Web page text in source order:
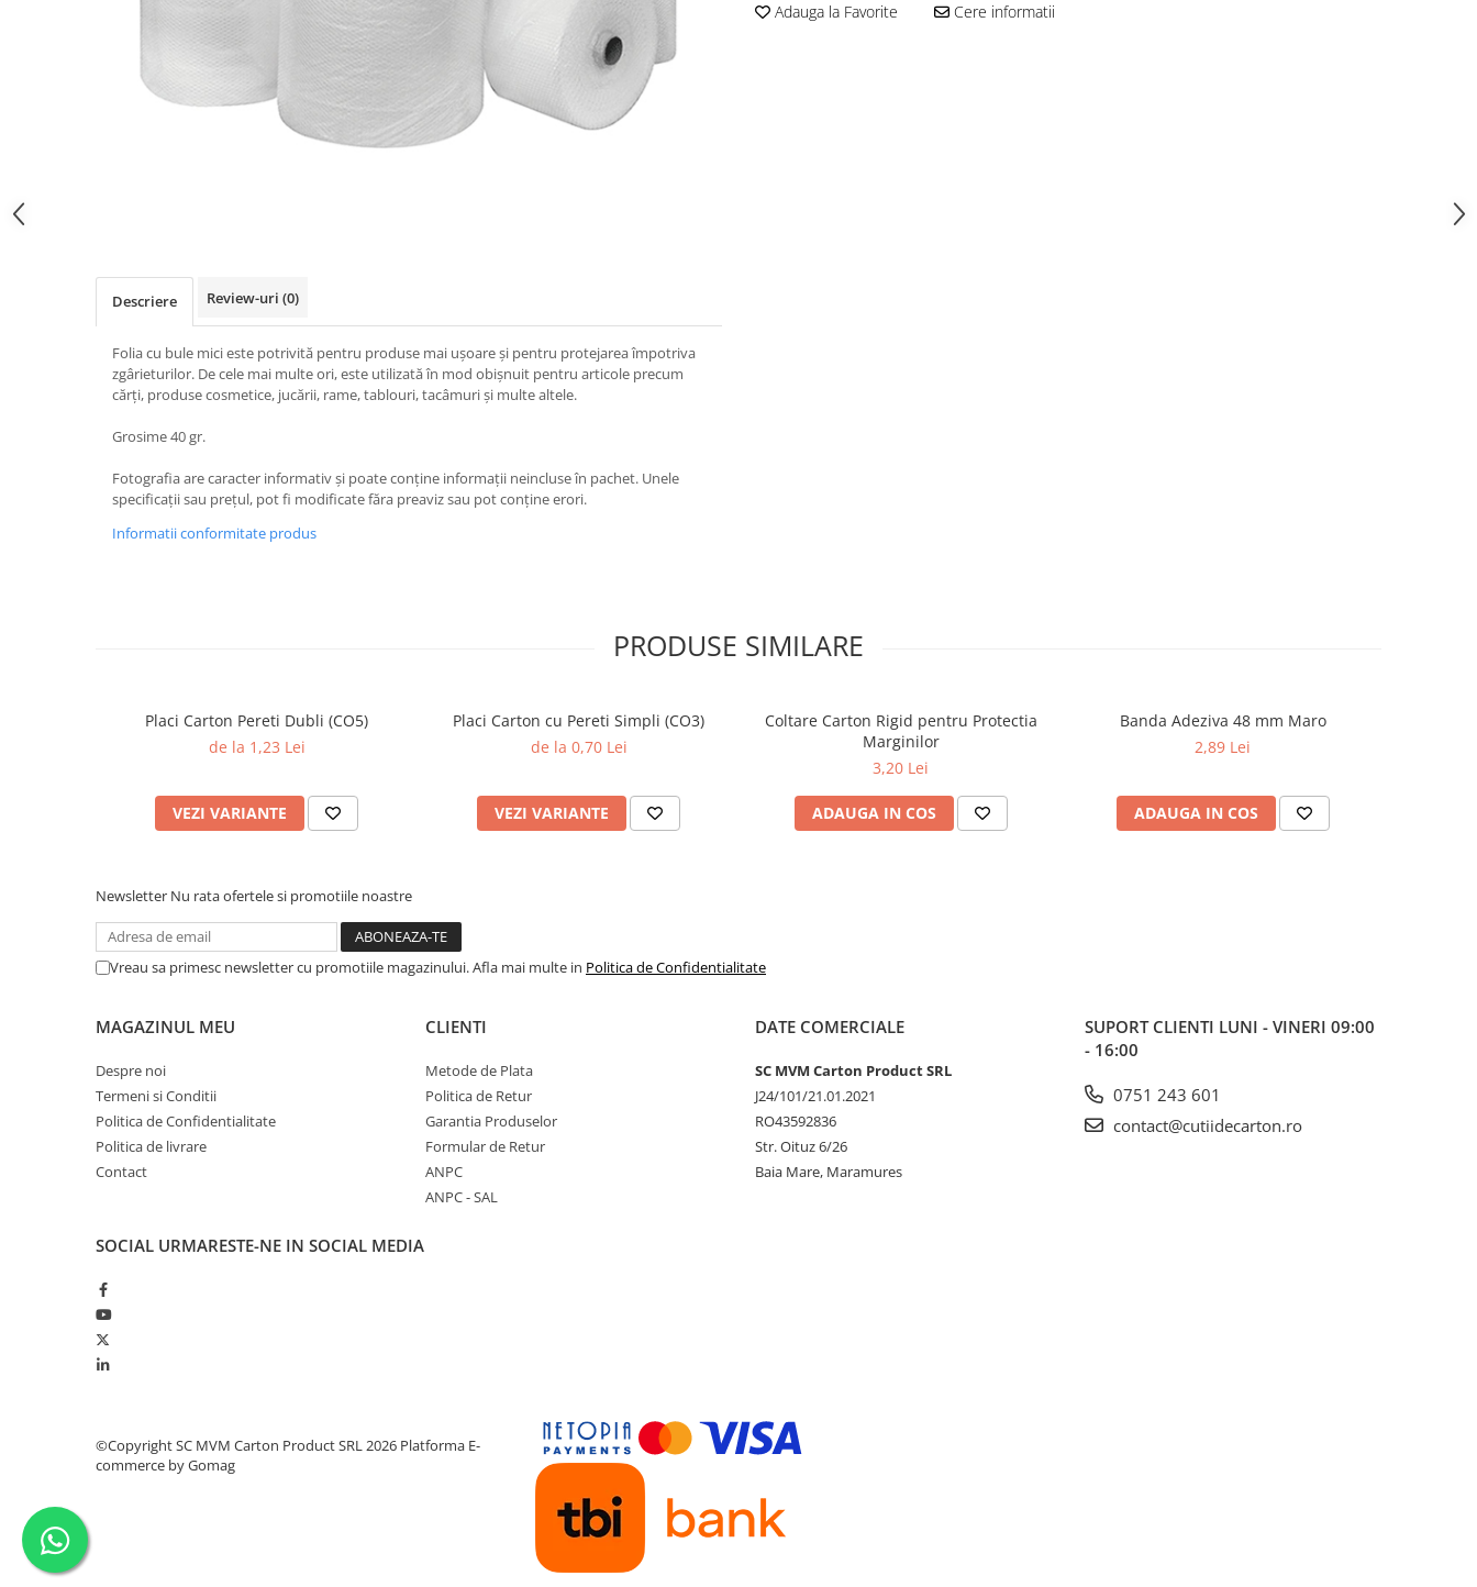
Adauga la Favorite Cere informatii
Descriere Review-uri (0)
Folia cu bule mici este potrivită pentru produse mai ușoare și pentru protejarea împotriva
zgârieturilor. De cele mai multe ori, este utilizată în mod obișnuit pentru articole precum
cărți, produse cosmetice, jucării, rame, tablouri, tacâmuri și multe altele.
Grosime 40 gr.
Fotografia are caracter informativ și poate conține informații neincluse în pachet. Unele
specificații sau prețul, pot fi modificate făra preaviz sau pot conține erori.
Informatii conformitate produs
PRODUSE SIMILARE
Placi Carton Pereti Dubli (CO5)
de la 1,23 Lei
VEZI VARIANTE
Placi Carton cu Pereti Simpli (CO3)
de la 0,70 Lei
VEZI VARIANTE
Coltare Carton Rigid pentru Protectia
Marginilor
3,20 Lei
ADAUGA IN COS
Banda Adeziva 48 mm Maro
2,89 Lei
ADAUGA IN COS
Newsletter Nu rata ofertele si promotiile noastre
Vreau sa primesc newsletter cu promotiile magazinului. Afla mai multe in Politica de Confidentialitate
MAGAZINUL MEU
Despre noi
Termeni si Conditii
Politica de Confidentialitate
Politica de livrare
Contact
CLIENTI
Metode de Plata
Politica de Retur
Garantia Produselor
Formular de Retur
ANPC
ANPC - SAL
DATE COMERCIALE
SC MVM Carton Product SRL
J24/101/21.01.2021
RO43592836
Str. Oituz 6/26
Baia Mare, Maramures
SUPORT CLIENTI LUNI - VINERI 09:00
- 16:00
0751 243 601
contact@cutiidecarton.ro
SOCIAL URMARESTE-NE IN SOCIAL MEDIA
©Copyright SC MVM Carton Product SRL 2026 Platforma E-
commerce by Gomag